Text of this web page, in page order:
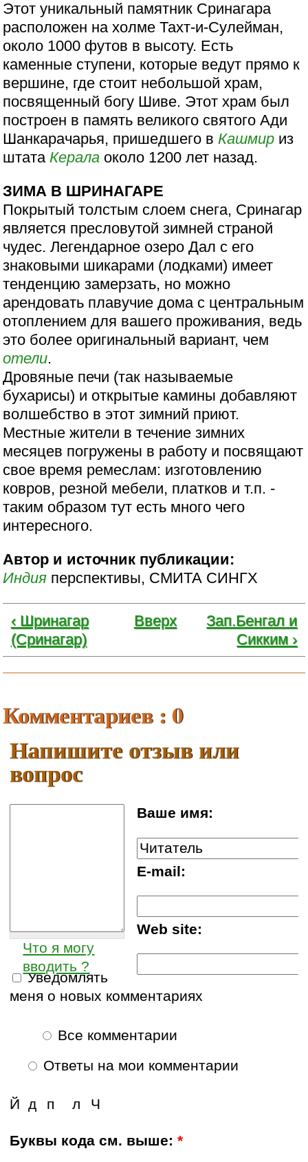
Этот уникальный памятник Сринагара
расположен на холме Тахт-и-Сулейман,
около 1000 футов в высоту. Есть
каменные ступени, которые ведут прямо к
вершине, где стоит небольшой храм,
посвященный богу Шиве. Этот храм был
построен в память великого святого Ади
Шанкарачарья, пришедшего в Кашмир из
штата Керала около 1200 лет назад.
ЗИМА В ШРИНАГАРЕ
Покрытый толстым слоем снега, Сринагар
является пресловутой зимней страной
чудес. Легендарное озеро Дал с его
знаковыми шикарами (лодками) имеет
тенденцию замерзать, но можно
арендовать плавучие дома с центральным
отоплением для вашего проживания, ведь
это более оригинальный вариант, чем
отели.
Дровяные печи (так называемые
бухарисы) и открытые камины добавляют
волшебство в этот зимний приют.
Местные жители в течение зимних
месяцев погружены в работу и посвящают
свое время ремеслам: изготовлению
ковров, резной мебели, платков и т.п. -
таким образом тут есть много чего
интересного.
Автор и источник публикации:
Индия перспективы, СМИТА СИНГХ
‹ Шринагар
(Сринагар)
Вверх
Зап.Бенгал и
Сикким ›
Комментариев : 0
Напишите отзыв или
вопрос
Ваше имя:
E-mail:
Web site:
Что я могу
вводить ?
Уведомлять
меня о новых комментариях
Все комментарии
Ответы на мои комментарии
Й д п л Ч
Буквы кода см. выше:*